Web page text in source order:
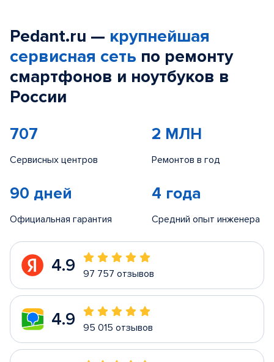
Pedant.ru — крупнейшая
сервисная сеть по ремонту
смартфонов и ноутбуков в
России
707
Сервисных центров
2 МЛН
Ремонтов в год
90 дней
Официальная гарантия
4 года
Средний опыт инженера
4.9 97 757 отзывов
4.9 95 015 отзывов